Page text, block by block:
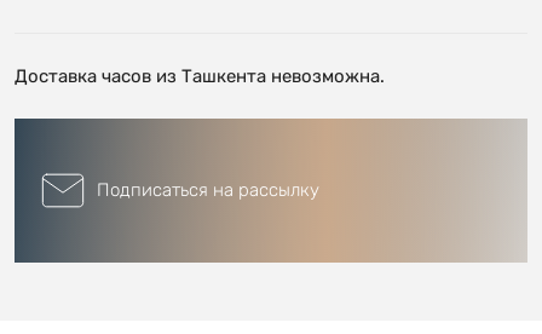
Доставка часов из Ташкента невозможна.
Подписаться на рассылку